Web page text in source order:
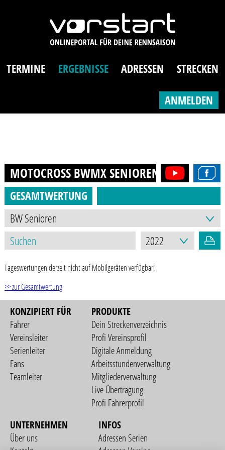
TERMINE ERGEBNISSE ADRESSEN STRECKEN
ANMELDEN
MOTOCROSS BWMX SENIOREN (AB 40J.)
GESAMTWERTUNG
Tageswertungen derzeit nicht auf Mobilgeräten verfügbar!
>> zur Gesamtwertung
KONZIPIERT FÜR
Fahrer
Vereinsleiter
Serienleiter
Fans
Teamleiter
PRODUKTE
Dein Streckenverzeichnis
Profi Vereinsprofil
Digitale Anmeldung
Arbeitsstundenverwaltung
Mitgliederverwaltung
Live Übertragung
Profi Fahrerprofil
UNTERNEHMEN
Über uns
INFOS
Adressen Serien